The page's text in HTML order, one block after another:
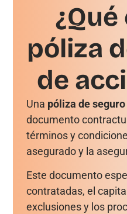
póliza
de
Una póliza de
documento
términos y
asegurado y la
Este documento
contratadas, el
exclusiones y los